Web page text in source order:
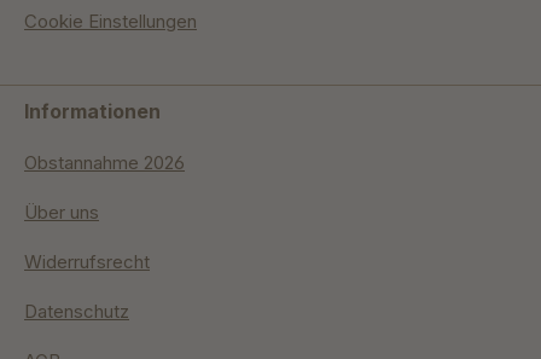
Cookie Einstellungen
Informationen
Obstannahme 2026
Über uns
Widerrufsrecht
Datenschutz